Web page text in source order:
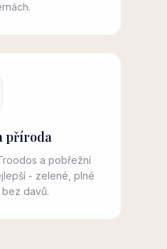
příroda
a pobřežní
- zelené, plné
davů.